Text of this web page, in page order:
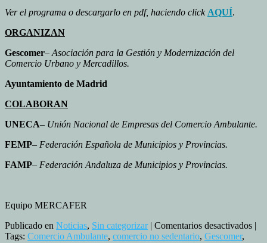
Ver el programa o descargarlo en pdf, haciendo click AQUÍ.
ORGANIZAN
Gescomer– Asociación para la Gestión y Modernización del
Comercio Urbano y Mercadillos.
Ayuntamiento de Madrid
COLABORAN
UNECA– Unión Nacional de Empresas del Comercio Ambulante.
FEMP– Federación Española de Municipios y Provincias.
FAMP– Federación Andaluza de Municipios y Provincias.
Equipo MERCAFER
Publicado en Noticias, Sin categorizar| Comentarios desactivadosen|
Tags: Comercio Ambulante, comercio no sedentario, Gescomer,